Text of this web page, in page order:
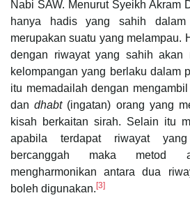
Nabi SAW. Menurut Syeikh Akram
hanya hadis yang sahih
merupakan suatu yang melampau.
dengan riwayat yang sahih akan
kelompangan yang berlaku dalam
itu memadailah dengan
dandhabt(ingatan) orang yang
kisah berkaitan sirah. Selain itu
apabila terdapat riwayat
bercanggah maka metod
mengharmonikan antara dua
boleh digunakan.[3]